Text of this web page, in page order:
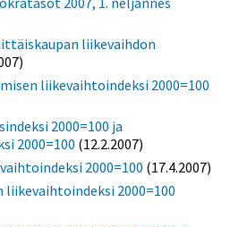
liikevaihdon
liikevaihtoindeksi 2000=100
2000=100 ja
2000=100 (12.2.2007)
2000=100 (17.4.2007)
2000=100